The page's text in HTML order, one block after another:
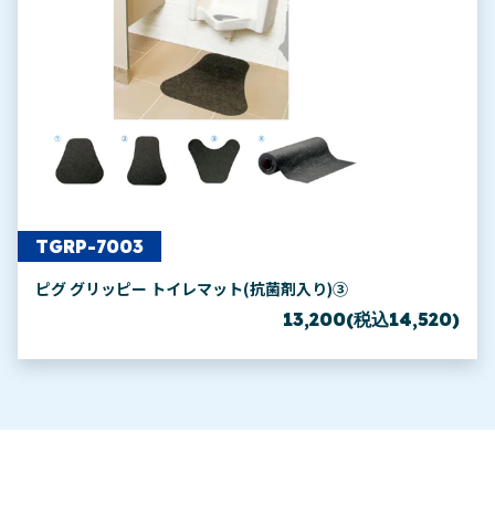
TGRP-7003
ピグ グリッピー トイレマット(抗菌剤入り)③
13,200(税込14,520)